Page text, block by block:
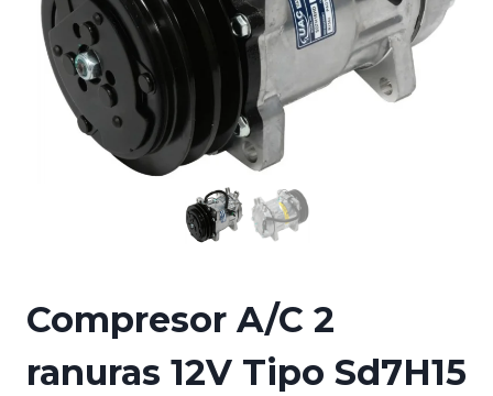
Compresor A/C 2
ranuras 12V Tipo Sd7H15